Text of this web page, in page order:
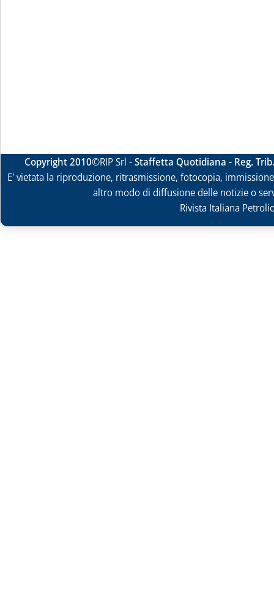
Copyright 2010©RIP Srl -Staffetta Quotidiana - Reg.
E' vietata la riproduzione, ritrasmissione, fotocopia,
altro modo di diffusione delle notizie o
Rivista Italiana